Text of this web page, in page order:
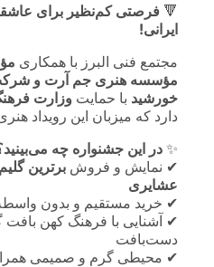
🔻 فرصتی کم‌نظیر برای
ایرانی!
مجتمع فنی البرز با همکاری
مؤسسه هنری جم آرت و شرکت
خورشید با حمایت وزارت
دارد که میزبان این رویداد
✨در این جشنواره چه
✔ نمایش و فروش برترین
عشایری
✔ خرید مستقیم و بدون واسطه
✔ آشنایی با فرهنگ کهن بافت
دست‌بافت
✔ محیطی گرم و صمیمی همراه